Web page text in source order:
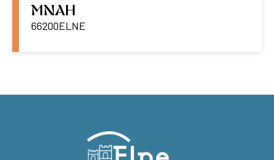
MNAH
66200ELNE